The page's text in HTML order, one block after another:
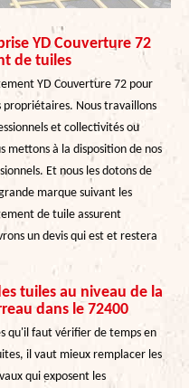
YD Couverture 72
de tuiles
YD Couverture 72 pour
Nous travaillons
et collectivités ou
mettons à la disposition de nos
Et nous les dotons de
marque suivant les
de tuile assurent
un devis qui est et restera
tuiles au niveau de la
dans le 72400
qu'il faut vérifier de temps en
il vaut mieux remplacer les
qui exposent les